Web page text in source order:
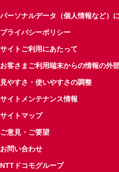
パーソナルデータ（個人情報など）
プライバシーポリシー
サイトご利用にあたって
お客さまご利用端末からの情報の外
見やすさ・使いやすさの調整
サイトメンテナンス情報
サイトマップ
ご意見・ご要望
お問い合わせ
NTTドコモグループ